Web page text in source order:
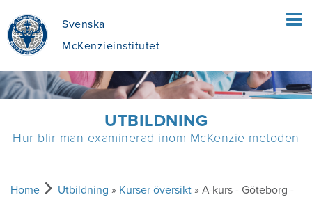
Svenska
McKenzieinstitutet
HEM
PATIENTER
VAD INNEBÄR MEKANISK DIAGNOSTIK
FYSIOTERAPEUTER
UTBILDNING
Hur blir man examinerad inom McKenzie-metoden
Home Utbildning » Kurser översikt » A-kurs - Göteborg -